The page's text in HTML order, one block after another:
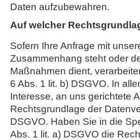
Daten aufzubewahren.
Auf welcher
Sofern Ihre Anfrage mit
Zusammenhang steht oder
Maßnahmen dient,
6 Abs. 1 lit. b) DSGVO. In
Interesse, an uns gerichtete
Rechtsgrundlage der
DSGVO. Haben Sie in die
Abs. 1 lit. a) DSGVO die